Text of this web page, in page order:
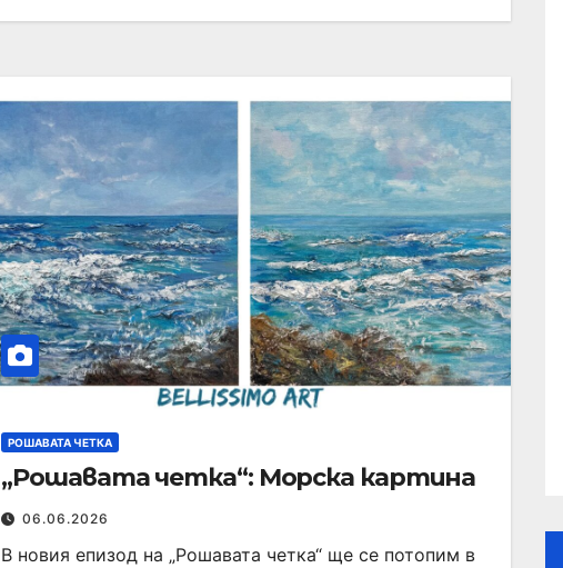
РОШАВАТА ЧЕТКА
„Рошавата четка“: Морска картина
06.06.2026
В новия епизод на „Рошавата четка“ ще се потопим в